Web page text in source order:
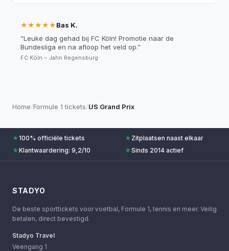
★★★★★Bas K.
“Leuke dag gehad bij FC Köln! Promotie naar de
Bundesliga en na afloop het veld op.”
FC Köln – Jahn Regensburg
Home/Formule 1 tickets/US Grand Prix
★100% officiële tickets ★ Zitplaatsen naast elkaar
★Klantwaardering: 9,2/10 ★Sinds 2014 actief
STADYO
De beste sporttickets voor voetbal, Formule 1, tennis en meer. Veilig
betalen, direct bevestigd.
Stadyo Travel
Veengang 1